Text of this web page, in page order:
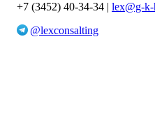
+7 (3452) 40-34-34 | lex@g-
@lexconsalting